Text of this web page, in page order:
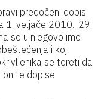
predočeni dopisi
1. veljače 2010., 29.
se u njegovo ime
i koji
se tereti da
on te dopise